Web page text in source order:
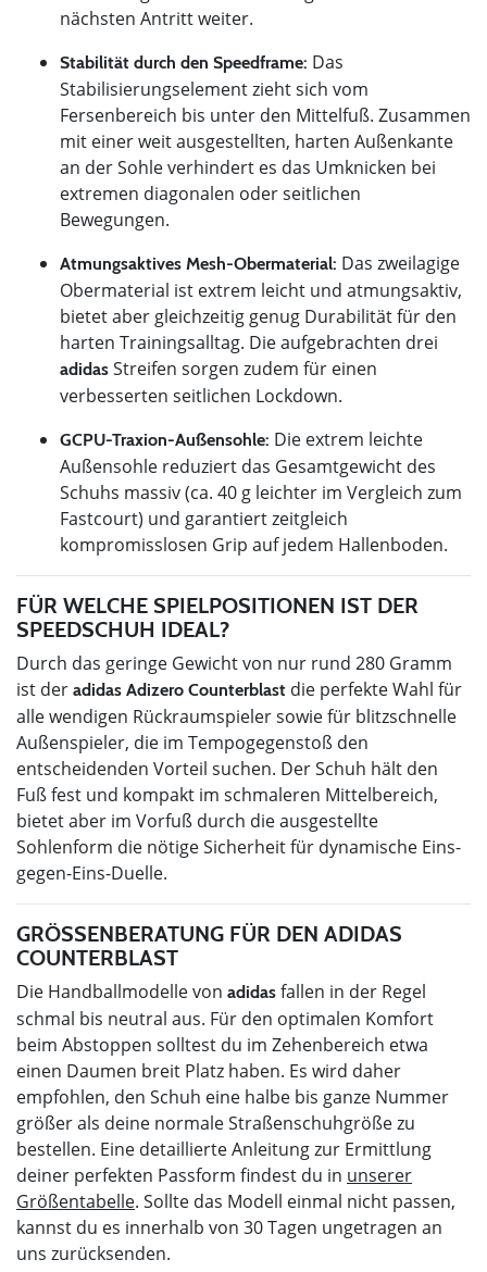
nächsten Antritt weiter.
Stabilität durch den Speedframe: Das
Stabilisierungselement zieht sich vom
Fersenbereich bis unter den Mittelfuß. Zusammen
mit einer weit ausgestellten, harten Außenkante
an der Sohle verhindert es das Umknicken bei
extremen diagonalen oder seitlichen
Bewegungen.
Atmungsaktives Mesh-Obermaterial: Das zweilagige
Obermaterial ist extrem leicht und atmungsaktiv,
bietet aber gleichzeitig genug Durabilität für den
harten Trainingsalltag. Die aufgebrachten drei
adidas Streifen sorgen zudem für einen
verbesserten seitlichen Lockdown.
GCPU-Traxion-Außensohle: Die extrem leichte
Außensohle reduziert das Gesamtgewicht des
Schuhs massiv (ca. 40 g leichter im Vergleich zum
Fastcourt) und garantiert zeitgleich
kompromisslosen Grip auf jedem Hallenboden.
FÜR WELCHE SPIELPOSITIONEN IST DER
SPEEDSCHUH IDEAL?
Durch das geringe Gewicht von nur rund 280 Gramm
ist der adidas Adizero Counterblast die perfekte Wahl für
alle wendigen Rückraumspieler sowie für blitzschnelle
Außenspieler, die im Tempogegenstoß den
entscheidenden Vorteil suchen. Der Schuh hält den
Fuß fest und kompakt im schmaleren Mittelbereich,
bietet aber im Vorfuß durch die ausgestellte
Sohlenform die nötige Sicherheit für dynamische Eins-
gegen-Eins-Duelle.
GRÖSSENBERATUNG FÜR DEN ADIDAS C
OUNTERBLAST
Die Handballmodelle von adidas fallen in der Regel
schmal bis neutral aus. Für den optimalen Komfort
beim Abstoppen solltest du im Zehenbereich etwa
einen Daumen breit Platz haben. Es wird daher
empfohlen, den Schuh eine halbe bis ganze Nummer
größer als deine normale Straßenschuhgröße zu
bestellen. Eine detaillierte Anleitung zur Ermittlung
deiner perfekten Passform findest du in unserer
Größentabelle. Sollte das Modell einmal nicht passen,
kannst du es innerhalb von 30 Tagen ungetragen an
uns zurücksenden.